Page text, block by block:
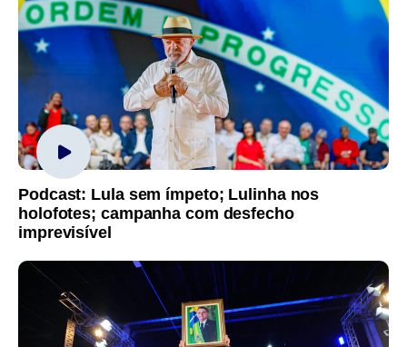
Podcast: Lula sem ímpeto; Lulinha nos
holofotes; campanha com desfecho
imprevisível